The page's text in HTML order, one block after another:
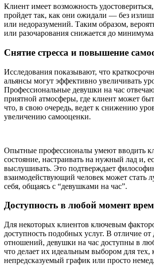
Клиент имеет возможность удостовериться,
пройдет так, как они ожидали — без
или недоразумений. Таким образом,
или разочарования снижается до
Снятие стресса и повышение
Исследования показывают, что
альянсы могут эффективно увеличивать
Профессиональные девушки на час
приятной атмосферы, где клиент может
что, в свою очередь, ведет к снижению
увеличению самооценки.
Опытные профессионалы умеют вводить
состояние, настраивать на нужный лад и,
выслушивать. Это подтверждает
взаимодействующий человек может стать
себя, общаясь с “девушками на час”.
Доступность в любой момент
Для некоторых клиентов ключевым
доступность подобных услуг. В отличие
отношений, девушки на час доступны в
что делает их идеальным выбором для тех,
непредсказуемый график или просто